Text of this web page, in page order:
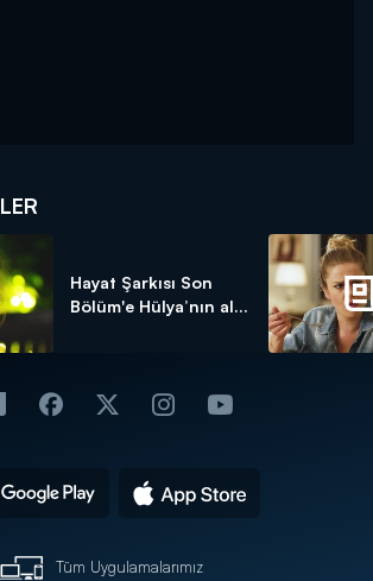
Hayat Şarkısı Son
Bölüm'e Hülya’nın al...
Tüm Uygulamalarımız